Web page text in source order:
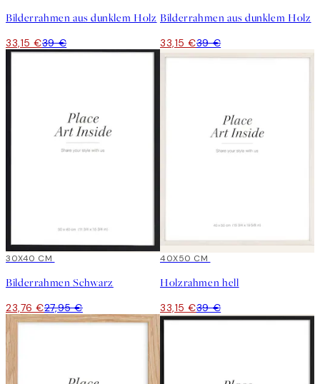
Bilderrahmen aus dunklem Holz
33,15 €39 €
Bilderrahmen aus dunklem Holz
33,15 €39 €
15%*
30X40 CM
Bilderrahmen Schwarz
23,76 €27,95 €
15%*
40X50 CM
Holzrahmen hell
33,15 €39 €